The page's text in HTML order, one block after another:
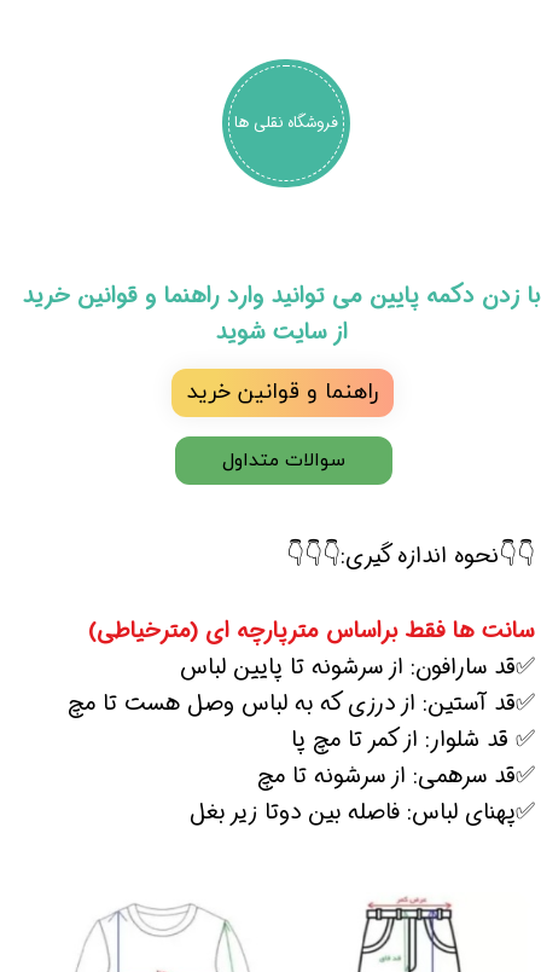
فروشگاه نقلی ها
​​با زدن دکمه پایین می توانید وارد راهنما و قوانین خرید
از سایت شوید
راهنما و قوانین خرید
👇👇نحوه اندازه گیری:👇👇👇
سانت ها فقط براساس مترپارچه ای (مترخیاطی)
✅قد سارافون: از سرشونه تا پایین لباس
✅قد آستین: از درزی که به لباس وصل هست تا مچ
✅ قد شلوار: از کمر تا مچ پا
✅قد سرهمی: از سرشونه تا مچ
✅پهنای لباس: فاصله بین دوتا زیر بغل
سوالات متداول